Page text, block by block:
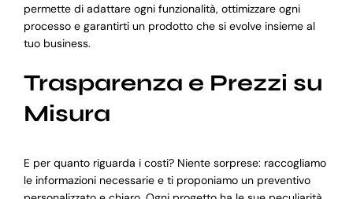
permette di adattare ogni funzionalità, ottimizzare ogni
processo e garantirti un prodotto che si evolve insieme al
tuo business.
Trasparenza e Prezzi su
Misura
E per quanto riguarda i costi? Niente sorprese: raccogliamo
le informazioni necessarie e ti proponiamo un preventivo